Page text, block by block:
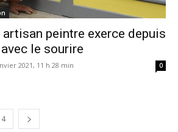
peintre exerce depuis
le sourire
2021, 11 h 28 min 0
4